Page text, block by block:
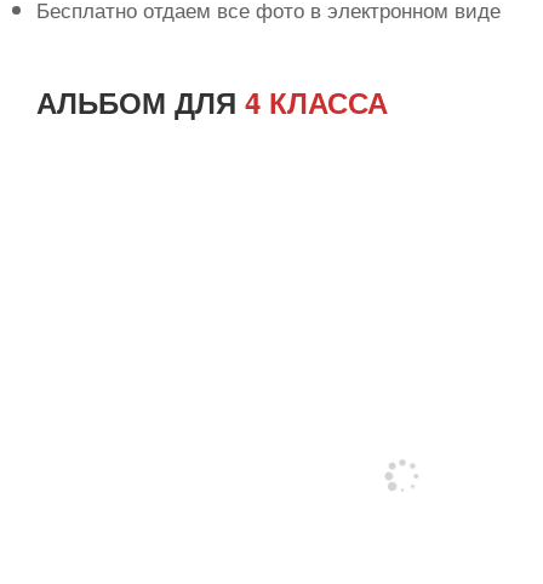
Бесплатно отдаем все фото в электронном виде
АЛЬБОМ ДЛЯ 4 КЛАССА